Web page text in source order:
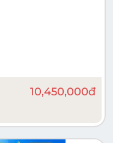
10,450,000đ